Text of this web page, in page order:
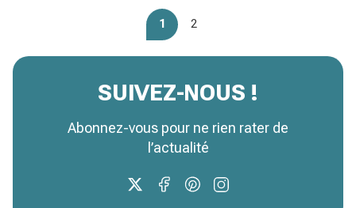
1 2
SUIVEZ-NOUS !
Abonnez-vous pour ne rien rater de
l’actualité